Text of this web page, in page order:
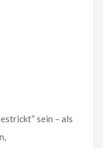
sein – als